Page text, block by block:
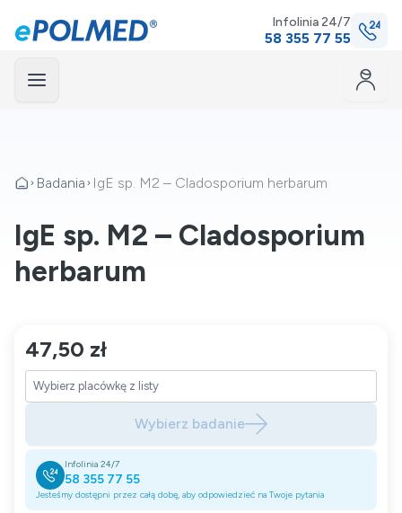
Infolinia 24/7
58 355 77 55
Badania IgE sp. M2 – Cladosporium herbarum
IgE sp. M2 – Cladosporium
herbarum
47,50 zł
Wybierz badanie
Infolinia 24/7
58 355 77 55
Jesteśmy dostępni przez całą dobę, aby odpowiedzieć na Twoje pytania